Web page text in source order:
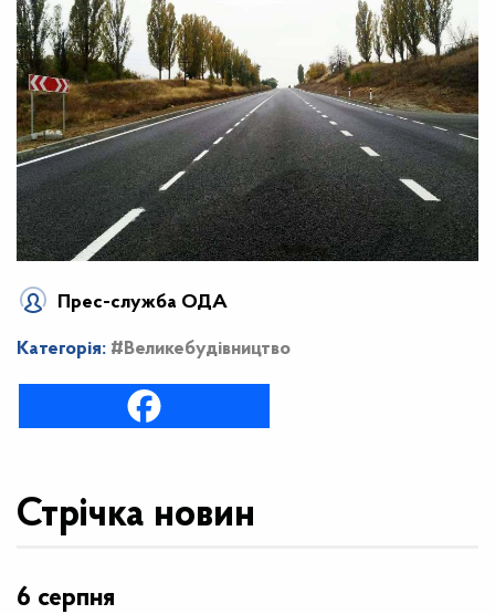
Прес-служба ОДА
Категорія: #Великебудівництво
Стрічка новин
6 серпня